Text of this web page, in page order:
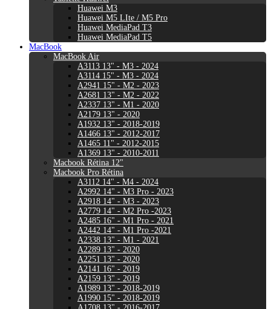
Huawei M3
Huawei M5 LIte / M5 Pro
Huawei MediaPad T3
Huawei MediaPad T5
MacBook
MacBook Air
A3113 13" - M3 - 2024
A3114 15" - M3 - 2024
A2941 15" - M2 - 2023
A2681 13" - M2 - 2022
A2337 13" - M1 - 2020
A2179 13" - 2020
A1932 13" - 2018-2019
A1466 13" - 2012-2017
A1465 11" - 2012-2015
A1369 13" - 2010-2011
Macbook Rétina 12"
Macbook Pro Rétina
A3112 14" - M4 - 2024
A2992 14" - M3 Pro - 2023
A2918 14" - M3 - 2023
A2779 14" - M2 Pro -2023
A2485 16" - M1 Pro - 2021
A2442 14" - M1 Pro -2021
A2338 13" - M1 - 2021
A2289 13" - 2020
A2251 13" - 2020
A2141 16" - 2019
A2159 13" - 2019
A1989 13" - 2018-2019
A1990 15" - 2018-2019